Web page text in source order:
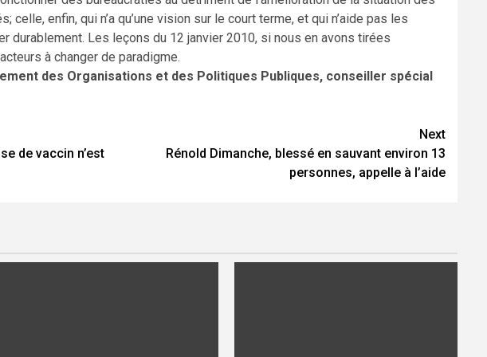
enfin, qui n’a qu’une vision sur le court terme, et qui n’aide pas les
durablement. Les leçons du 12 janvier 2010, si nous en avons tirées
à changer de paradigme.
des Organisations et des Politiques Publiques, conseiller spécial
de vaccin n’est
Next
Rénold Dimanche, blessé en sauvant environ 13
personnes, appelle à l’aide